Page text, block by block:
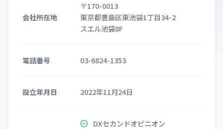
会社所在地
〒170-0013
東京都豊島区東池袋1丁目34-2
スエル池袋8F
電話番号 03-6824-1353
設立年月日 2022年11月24日
DXセカンドオピニオン